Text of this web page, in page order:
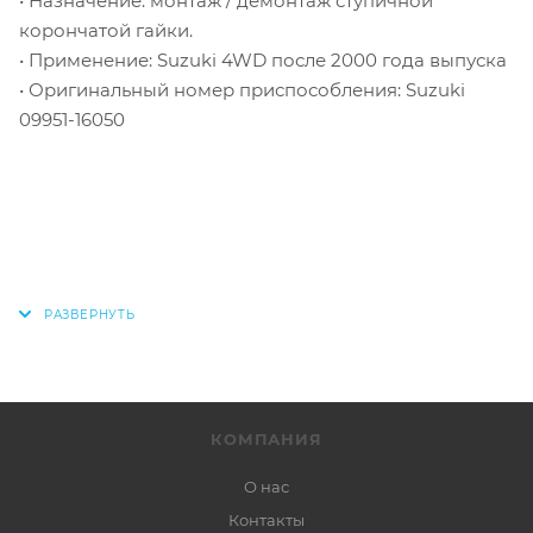
корончатой гайки.
• Применение: Suzuki 4WD после 2000 года выпуска
• Оригинальный номер приспособления: Suzuki
09951-16050
КОМПАНИЯ
О нас
Контакты